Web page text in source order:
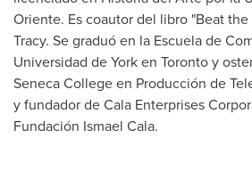
Oriente. Es coautor del libro "Beat
Tracy. Se graduó en la Escuela de
Universidad deYorken Torontoy
Seneca Collegeen Producción de
y fundador de Cala Enterprises
Fundación Ismael Cala.